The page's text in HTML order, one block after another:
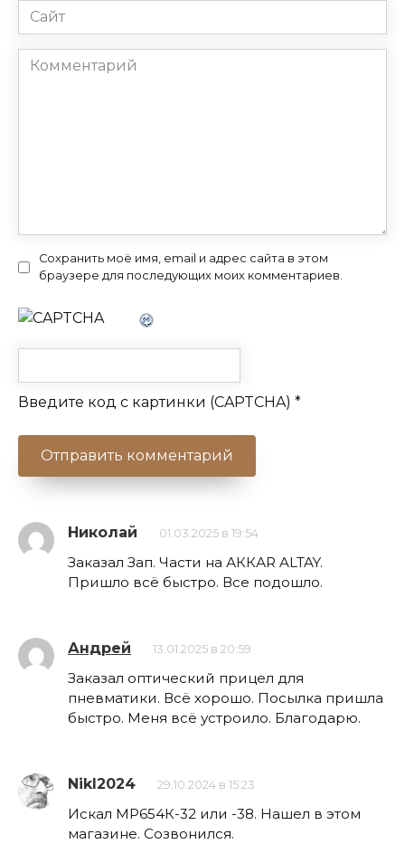
Сайт
Комментарий
Сохранить моё имя, email и адрес сайта в этом
браузере для последующих моих комментариев.
Введите код с картинки (CAPTCHA) *
Николай 01.03.2025 в 19:54
Заказал Зап. Части на АККАR ALTAY.
Пришло всё быстро. Все подошло.
Андрей 13.01.2025 в 20:59
Заказал оптический прицел для
пневматики. Всё хорошо. Посылка пришла
быстро. Меня всё устроило. Благодарю.
NikI2024 29.10.2024 в 15:23
Искал МР654К-32 или -38. Нашел в этом
магазине. Созвонился.